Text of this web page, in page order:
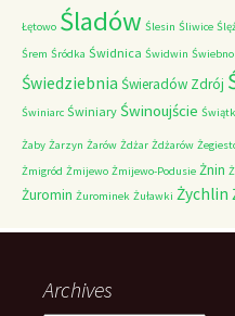
Łętowo Śladów Ślesin Śliwice
Śrem Śródka Świdnica Świdwin Świebno
Świedziebnia Świeradów Zdrój
Świniarc Świniary Świnoujście
Żaby Żarzyn Żarów Żdżar Żdżarów
Żmigród Żmijewo Żmijewo-Podusie Żnin
Żuromin Żurominek Żuławki Żychlin
Archives